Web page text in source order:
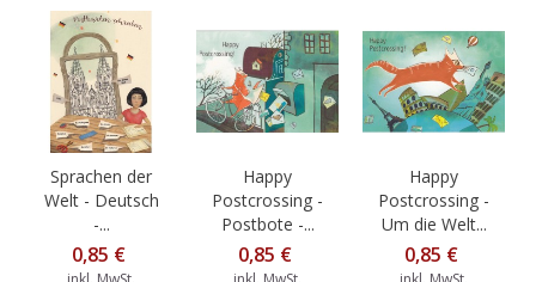
Sprachen der
Welt - Deutsch
-...
0,85 €
Happy
Postcrossing -
Postbote -...
0,85 €
Happy
Postcrossing -
Um die Welt...
0,85 €